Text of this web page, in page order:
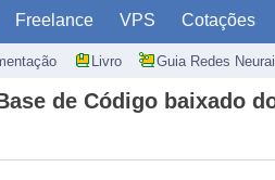
Freelance VPS Cotações
Livro Guia Redes
de Código baixado